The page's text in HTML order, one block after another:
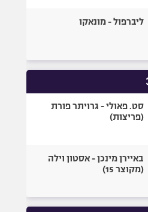
בייסבול MLB
גיימינג E-Sports
ליברפול - מונאקו
סט. פאולי - גרויתר פורת
(פריצות)
באיירן מינכן - אסטון וילה
(מקוצר 15)